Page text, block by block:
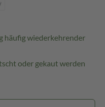
häufig wiederkehrender
oder gekaut werden